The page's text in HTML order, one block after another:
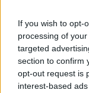
If you wish to opt-
processing of
targeted
section to confirm
opt-out request is
interest-based
Toen was het
PSV tegen
#PSVHEE
—